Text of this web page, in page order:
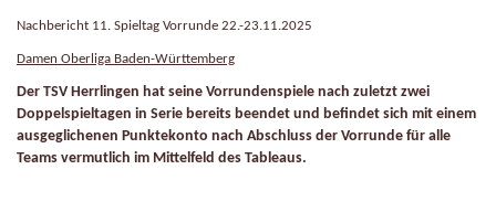
Nachbericht 11. Spieltag Vorrunde 22.-23.11.2025
Damen Oberliga Baden-Württemberg
Der TSV Herrlingen hat seine Vorrundenspiele nach zuletzt zwei
Doppelspieltagen in Serie bereits beendet und befindet sich mit einem
ausgeglichenen Punktekonto nach Abschluss der Vorrunde für alle
Teams vermutlich im Mittelfeld des Tableaus.